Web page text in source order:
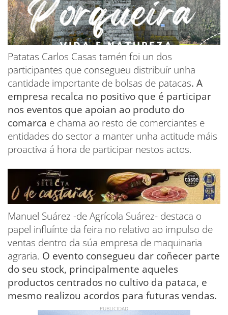
Patatas Carlos Casas tamén foi un dos
participantes que consegueu distribuír unha
cantidade importante de bolsas de patacas. A
empresa recalca no positivo que é participar
nos eventos que apoian ao produto do
comarca e chama ao resto de comerciantes e
entidades do sector a manter unha actitude máis
proactiva á hora de participar nestos actos.
Manuel Suárez -de Agrícola Suárez- destaca o
papel influínte da feira no relativo ao impulso de
ventas dentro da súa empresa de maquinaria
agraria. O evento consegueu dar coñecer parte
do seu stock, principalmente aqueles
productos centrados no cultivo da pataca, e
mesmo realizou acordos para futuras vendas.